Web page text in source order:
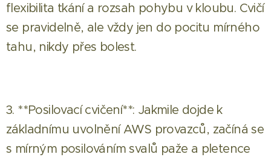
flexibilita tkání a rozsah pohybu v kloubu. Cvičí
se pravidelně, ale vždy jen do pocitu mírného
tahu, nikdy přes bolest.
3. **Posilovací cvičení**: Jakmile dojde k
základnímu uvolnění AWS provazců, začíná se
s mírným posilováním svalů paže a pletence